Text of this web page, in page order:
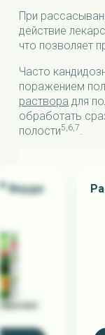
При
действие
что позволяет
Часто
поражением
раствора для
обработать
полости5,6,7.
Верде